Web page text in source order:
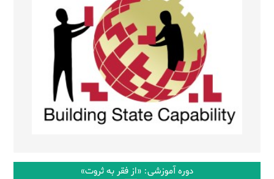
دوره آموزشی: «از فقر به ثروت»